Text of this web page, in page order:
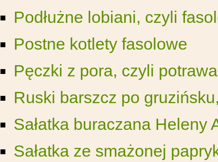
Podłużne lobiani, czyli
Postne kotlety fasolowe
Pęczki z pora, czyli
Ruski barszcz po
Sałatka buraczana Heleny
Sałatka ze smażonej